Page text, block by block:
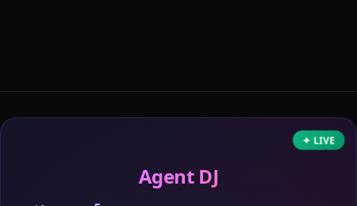
✦ LIVE
Agent DJ